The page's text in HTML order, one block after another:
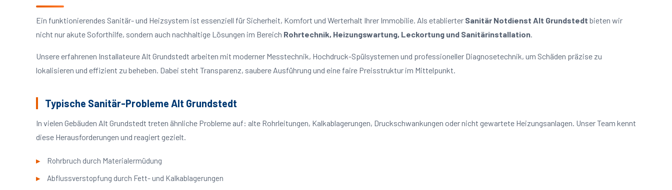
Ein funktionierendes Sanitär- und Heizsystem ist essenziell für Sicherheit, Komfort und Werterhalt Ihrer Immobilie. Als etablierter Sanitär Notdienst Alt Grundstedt bieten wir
nicht nur akute Soforthilfe, sondern auch nachhaltige Lösungen im Bereich Rohrtechnik, Heizungswartung, Leckortung und Sanitärinstallation.
Unsere erfahrenen Installateure Alt Grundstedt arbeiten mit moderner Messtechnik, Hochdruck-Spülsystemen und professioneller Diagnosetechnik, um Schäden präzise zu
lokalisieren und effizient zu beheben. Dabei steht Transparenz, saubere Ausführung und eine faire Preisstruktur im Mittelpunkt.
Typische Sanitär-Probleme Alt Grundstedt
In vielen Gebäuden Alt Grundstedt treten ähnliche Probleme auf: alte Rohrleitungen, Kalkablagerungen, Druckschwankungen oder nicht gewartete Heizungsanlagen. Unser Team kennt
diese Herausforderungen und reagiert gezielt.
Rohrbruch durch Materialermüdung
Abflussverstopfung durch Fett- und Kalkablagerungen